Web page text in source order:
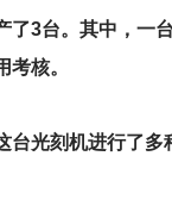
了3台。其中，一
核。
台光刻机进行了多